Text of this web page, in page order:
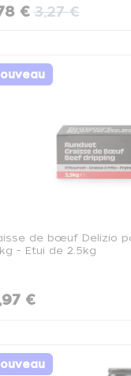
€ 3,27 €
de bœuf Delizio
- Etui de 2.5kg
€